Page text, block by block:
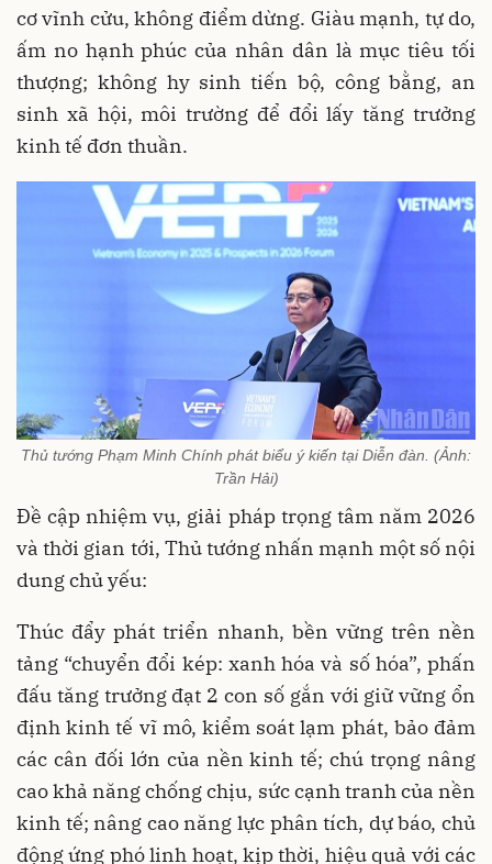
cơ vĩnh cửu, không điểm dừng. Giàu mạnh, tự do,
ấm no hạnh phúc của nhân dân là mục tiêu tối
thượng; không hy sinh tiến bộ, công bằng, an
sinh xã hội, môi trường để đổi lấy tăng trưởng
kinh tế đơn thuần.
Thủ tướng Phạm Minh Chính phát biểu ý kiến tại Diễn đàn. (Ảnh:
Trần Hải)
Đề cập nhiệm vụ, giải pháp trọng tâm năm 2026
và thời gian tới, Thủ tướng nhấn mạnh một số nội
dung chủ yếu:
Thúc đẩy phát triển nhanh, bền vững trên nền
tảng “chuyển đổi kép: xanh hóa và số hóa”, phấn
đấu tăng trưởng đạt 2 con số gắn với giữ vững ổn
định kinh tế vĩ mô, kiểm soát lạm phát, bảo đảm
các cân đối lớn của nền kinh tế; chú trọng nâng
cao khả năng chống chịu, sức cạnh tranh của nền
kinh tế; nâng cao năng lực phân tích, dự báo, chủ
động ứng phó linh hoạt, kịp thời, hiệu quả với các